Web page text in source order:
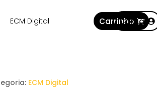
ECM Digital Carrinho
Conta
ECM Digital